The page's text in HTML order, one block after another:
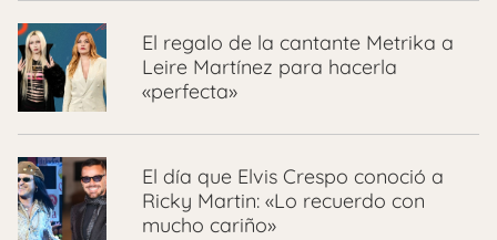
El regalo de la cantante Metrika a
Leire Martínez para hacerla
«perfecta»
El día que Elvis Crespo conoció a
Ricky Martin: «Lo recuerdo con
mucho cariño»